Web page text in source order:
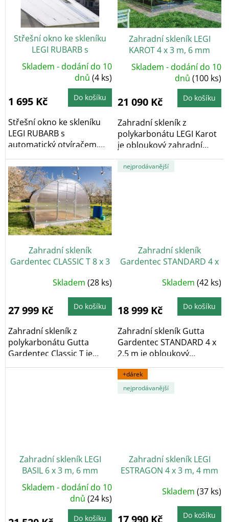
Střešní okno ke skleníku
LEGI RUBARB s
automatický otvíračem
Skladem - dodání do 10
dnů (4 ks)
1 695 Kč Do košíku
Střešní okno ke skleníku
LEGI RUBARB s
automatický otvíračem.
Zahradní skleník LEGI
KAROT 4 x 3 m, 6 mm
Skladem - dodání do 10
dnů (100 ks)
21 090 Kč Do košíku
Zahradní skleník z
polykarbonátu LEGI Karot
je obloukový zahradní
skleník, který díky...
Zahradní skleník
Gardentec CLASSIC T 8 x 3
Skladem (28 ks)
27 999 Kč Do košíku
Zahradní skleník z
polykarbonátu Gutta
Gardentec Classic T je
obloukový zahradní...
nejprodávanější
Zahradní skleník
Gardentec STANDARD 4 x
Průměrné
hodnocení
4,8
z
hvězdiček.
Skladem(42 ks)
18 999 Kč Do košíku
Zahradní skleník Gutta
Gardentec STANDARD 4 x
2,5 m je obloukový
zahradní skleník,...
Zahradní skleník LEGI
BASIL 6 x 3 m, 6 mm
Skladem - dodání do 10
dnů (24 ks)
Do košíku
+dárek
nejprodávanější
Zahradní skleník LEGI
ESTRAGON 4 x 3 m, 4 mm
v hodnotě 700 Kč ZDARMA
Průměrné
hodnocení
4,7
Skladem(37 ks)
17 990 Kč Do košíku